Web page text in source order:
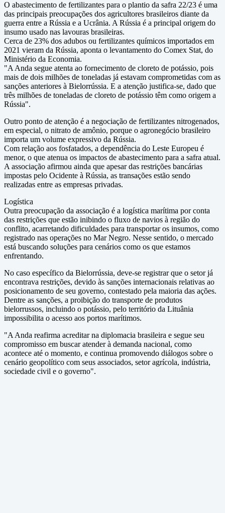
O abastecimento de fertilizantes para o plantio da safra 22/23 é uma
das principais preocupações dos agricultores brasileiros diante da
guerra entre a Rússia e a Ucrânia. A Rússia é a principal origem do
insumo usado nas lavouras brasileiras.
Cerca de 23% dos adubos ou fertilizantes químicos importados em
2021 vieram da Rússia, aponta o levantamento do Comex Stat, do
Ministério da Economia.
"A Anda segue atenta ao fornecimento de cloreto de potássio, pois
mais de dois milhões de toneladas já estavam comprometidas com as
sanções anteriores à Bielorrússia. E a atenção justifica-se, dado que
três milhões de toneladas de cloreto de potássio têm como origem a
Rússia".
Outro ponto de atenção é a negociação de fertilizantes nitrogenados,
em especial, o nitrato de amônio, porque o agronegócio brasileiro
importa um volume expressivo da Rússia.
Com relação aos fosfatados, a dependência do Leste Europeu é
menor, o que atenua os impactos de abastecimento para a safra atual.
A associação afirmou ainda que apesar das restrições bancárias
impostas pelo Ocidente à Rússia, as transações estão sendo
realizadas entre as empresas privadas.
Logística
Outra preocupação da associação é a logística marítima por conta
das restrições que estão inibindo o fluxo de navios à região do
conflito, acarretando dificuldades para transportar os insumos, como
registrado nas operações no Mar Negro. Nesse sentido, o mercado
está buscando soluções para cenários como os que estamos
enfrentando.
No caso específico da Bielorrússia, deve-se registrar que o setor já
encontrava restrições, devido às sanções internacionais relativas ao
posicionamento de seu governo, contestado pela maioria das ações.
Dentre as sanções, a proibição do transporte de produtos
bielorrussos, incluindo o potássio, pelo território da Lituânia
impossibilita o acesso aos portos marítimos.
"A Anda reafirma acreditar na diplomacia brasileira e segue seu
compromisso em buscar atender à demanda nacional, como
acontece até o momento, e continua promovendo diálogos sobre o
cenário geopolítico com seus associados, setor agrícola, indústria,
sociedade civil e o governo".